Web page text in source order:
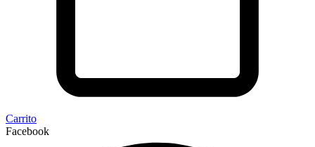
Carrito
Facebook